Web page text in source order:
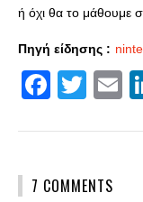
ή όχι θα το μάθουμε
Πηγή είδησης :
7 COMMENTS